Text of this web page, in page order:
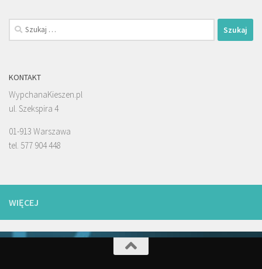
Szukaj:
KONTAKT
WypchanaKieszen.pl
ul. Szekspira 4
01-913 Warszawa
tel. 577 904 448
WIĘCEJ